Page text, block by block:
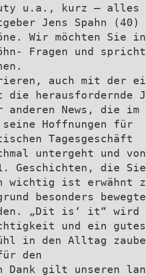
u.a., kurz – alles
Jens Spahn
Wir möchten Sie
Fragen und
auch mit der
die herausfordernde
anderen News, die im
seine Hoffnungen für
Tagesgeschäft
untergeht und
Geschichten, die Sie
wichtig ist erwähnt
besonders
„Dit is‘ it“ wird
und ein
in den Alltag
den
Dank gilt unseren